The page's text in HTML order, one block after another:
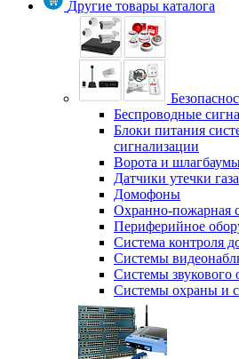
Другие товары каталога
Беспроводные
Блоки питания
сигнализации
Ворота и
Датчики утечки газа
Домофоны
Охранно-пожарная
Периферийное
Система контроля
Системы
Системы звукового
Системы охраны и